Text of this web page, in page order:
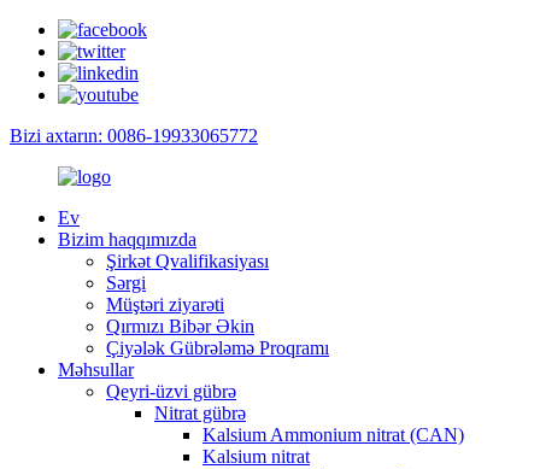
Bizi axtarın: 0086-19933065772
Ev
Bizim haqqımızda
Şirkət Qvalifikasiyası
Sərgi
Müştəri ziyarəti
Qırmızı Bibər Əkin
Çiyələk Gübrələmə Proqramı
Məhsullar
Qeyri-üzvi gübrə
Nitrat gübrə
Kalsium Ammonium nitrat (CAN)
Kalsium nitrat